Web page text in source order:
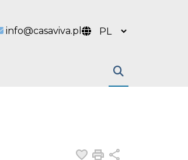
info@casaviva.pl
Dodaj do
Drukuj